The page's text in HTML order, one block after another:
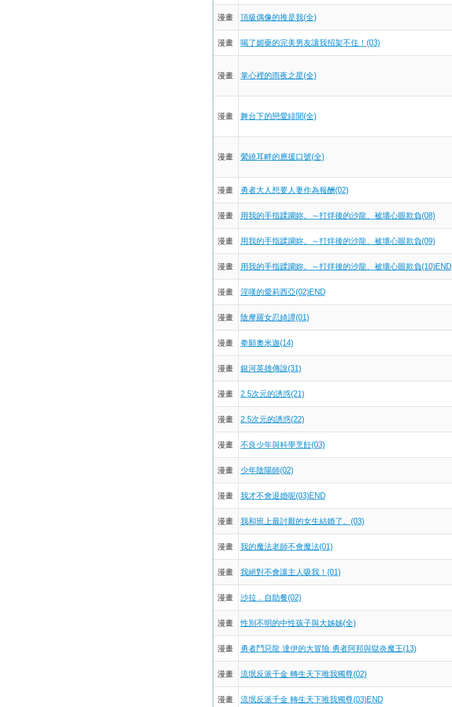
漫畫 頂級偶像的推是我(全)
漫畫 喝了媚藥的完美男友讓我招架不住！(03)
漫畫 掌心裡的雨夜之星(全)
漫畫 舞台下的戀愛緋聞(全)
漫畫 縈繞耳畔的應援口號(全)
漫畫 勇者大人想要人妻作為報酬(02)
漫畫 用我的手指蹂躪妳。～打烊後的沙龍、被壞心眼欺負(08)
漫畫 用我的手指蹂躪妳。～打烊後的沙龍、被壞心眼欺負(09)
漫畫 用我的手指蹂躪妳。～打烊後的沙龍、被壞心眼欺負(10)END
漫畫 淫嘆的愛莉西亞(02)END
漫畫 陰摩羅女忍綺譚(01)
漫畫 拳願奧米迦(14)
漫畫 銀河英雄傳說(31)
漫畫 2.5次元的誘惑(21)
漫畫 2.5次元的誘惑(22)
漫畫 不良少年與科學烹飪(03)
漫畫 少年陰陽師(02)
漫畫 我才不會退婚呢(03)END
漫畫 我和班上最討厭的女生結婚了。(03)
漫畫 我的魔法老師不會魔法(01)
漫畫 我絕對不會讓主人吸我！(01)
漫畫 沙拉．自助餐(02)
漫畫 性別不明的中性孩子與大姊姊(全)
漫畫 勇者鬥惡龍 達伊的大冒險 勇者阿邦與獄炎魔王(13)
漫畫 流氓反派千金 轉生天下唯我獨尊(02)
漫畫 流氓反派千金 轉生天下唯我獨尊(03)END